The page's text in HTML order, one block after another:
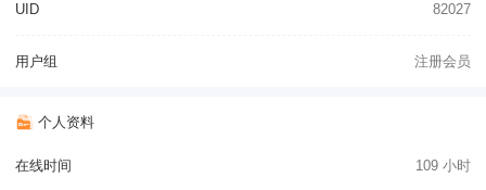
UID 82027
用户组 注册会员
个人资料
在线时间 109 小时